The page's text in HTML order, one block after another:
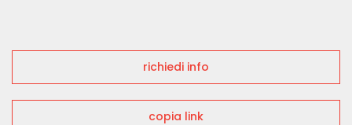
richiedi info
copia link